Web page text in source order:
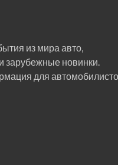
из мира авто,
зарубежные новинки.
для